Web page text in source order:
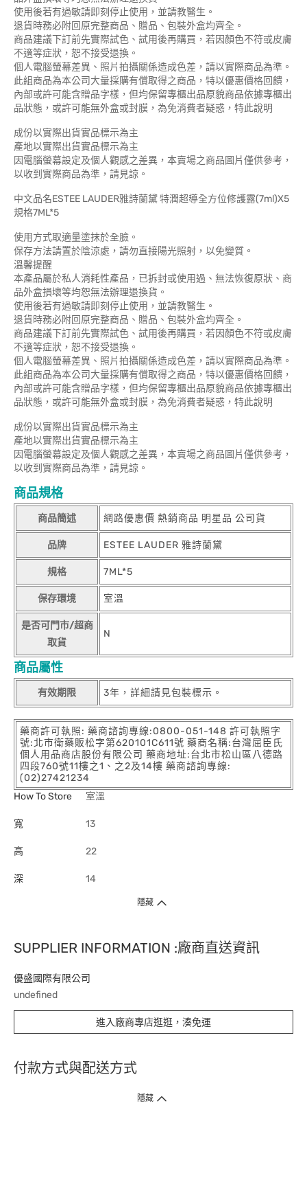
使用後若有過敏請即刻停止使用，並請教醫生。
退貨時務必附回原完整商品、贈品、包裝外盒均齊全。
商品建議下訂前先實際試色、試用後再購買，若因顏色不符或皮膚
不適等症狀，恕不接受退換。
個人電腦螢幕差異、照片拍攝關係造成色差，請以實際商品為準。
此組商品為本公司大量採購有償取得之商品，特以優惠價格回饋，
內部或許可能含贈品字樣，但均保留專櫃出品原貌商品依據專櫃出
品狀態，或許可能無外盒或封膜，為免消費者疑惑，特此說明
成份以實際出貨實品標示為主
產地以實際出貨實品標示為主
因電腦螢幕設定及個人觀感之差異，本賣場之商品圖片僅供參考，
以收到實際商品為準，請見諒。
中文品名ESTEE LAUDER雅詩蘭黛 特潤超導全方位修護露(7ml)X5
規格7ML*5
使用方式取適量塗抹於全臉。
保存方法請置於陰涼處，請勿直接陽光照射，以免變質。
溫馨提醒
本產品屬於私人消耗性產品，已拆封或使用過、無法恢復原狀、商
品外盒損壞等均恕無法辦理退換貨。
使用後若有過敏請即刻停止使用，並請教醫生。
退貨時務必附回原完整商品、贈品、包裝外盒均齊全。
商品建議下訂前先實際試色、試用後再購買，若因顏色不符或皮膚
不適等症狀，恕不接受退換。
個人電腦螢幕差異、照片拍攝關係造成色差，請以實際商品為準。
此組商品為本公司大量採購有償取得之商品，特以優惠價格回饋，
內部或許可能含贈品字樣，但均保留專櫃出品原貌商品依據專櫃出
品狀態，或許可能無外盒或封膜，為免消費者疑惑，特此說明
成份以實際出貨實品標示為主
產地以實際出貨實品標示為主
因電腦螢幕設定及個人觀感之差異，本賣場之商品圖片僅供參考，
以收到實際商品為準，請見諒。
商品規格
商品簡述 網路優惠價 熱銷商品 明星品 公司貨
品牌 ESTEE LAUDER 雅詩蘭黛
規格 7ML*5
保存環境 室溫
是否可門市/超商
取貨
N
商品屬性
有效期限 3年，詳細請見包裝標示。
藥商許可執照: 藥商諮詢專線:0800-051-148 許可執照字
號:北市衛藥販松字第620101C611號 藥商名稱:台灣屈臣氏
個人用品商店股份有限公司 藥商地址:台北市松山區八德路
四段760號11樓之1、之2及14樓 藥商諮詢專線:
(02)27421234
How To Store
室溫
寬 13
高 22
深 14
隱藏
SUPPLIER INFORMATION :廠商直送資訊
優盛國際有限公司
undefined
進入廠商專店逛逛，湊免運
付款方式與配送方式
隱藏